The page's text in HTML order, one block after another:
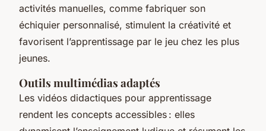
activités manuelles, comme fabriquer son
échiquier personnalisé, stimulent la créativité et
favorisent l’apprentissage par le jeu chez les plus
jeunes.
Outils multimédias adaptés
Les vidéos didactiques pour apprentissage
rendent les concepts accessibles : elles